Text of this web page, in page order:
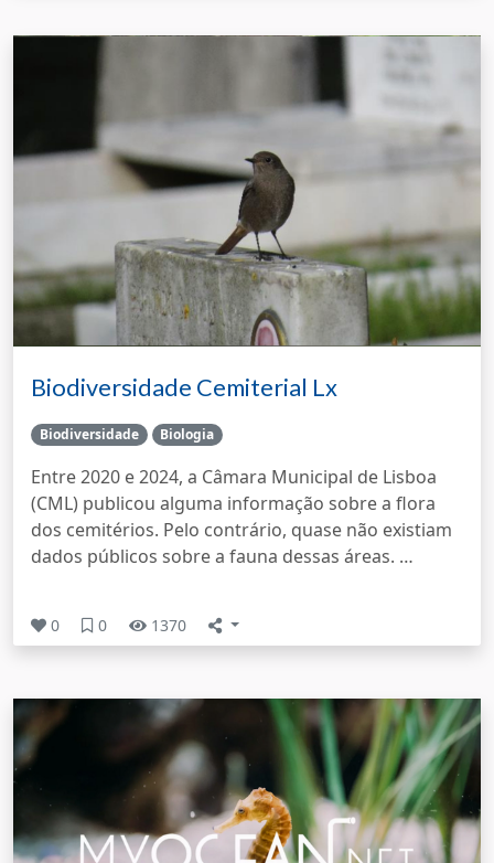
Biodiversidade Cemiterial Lx
Biodiversidade Biologia
Entre 2020 e 2024, a Câmara Municipal de Lisboa
(CML) publicou alguma informação sobre a flora
dos cemitérios. Pelo contrário, quase não existiam
dados públicos sobre a fauna dessas áreas. …
0 0 1370